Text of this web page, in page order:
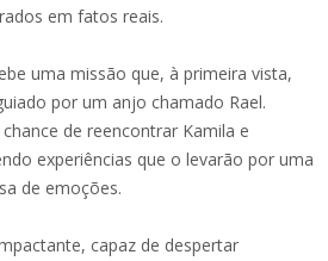
em fatos reais.
uma missão que, à primeira vista,
por um anjo chamado Rael.
de reencontrar Kamila e
experiências que o levarão por uma
de emoções.
capaz de despertar